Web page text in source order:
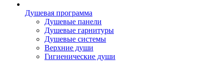
Душевая программа
Душевые панели
Душевые гарнитуры
Душевые системы
Верхние души
Гигиенические души